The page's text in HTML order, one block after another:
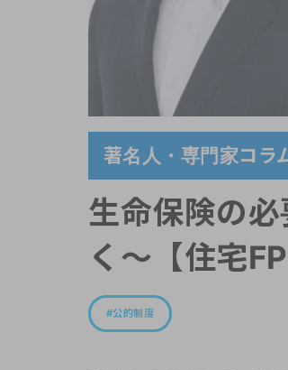
著名人・専門家コラ
生命保険の
く～【住宅
公的制度